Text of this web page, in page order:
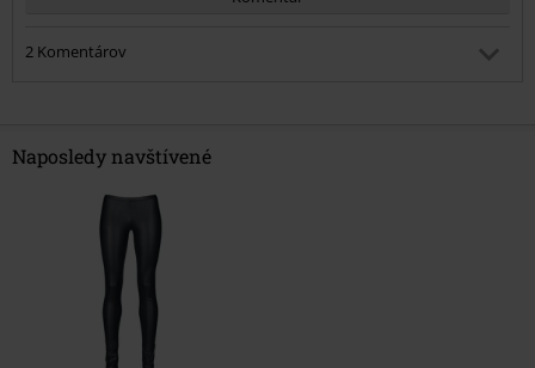
Poslať komentár
2 Komentárov
Bol vám tento komentár užitočný?
Monika S.
Publikované: Piatok, 05.01.2018 1:20:59 PM
Prosím Vás vyhovovala Vám aj dĺžka legín? V tabuľke sa píše
len obvod pása...
Naposledy navštívené